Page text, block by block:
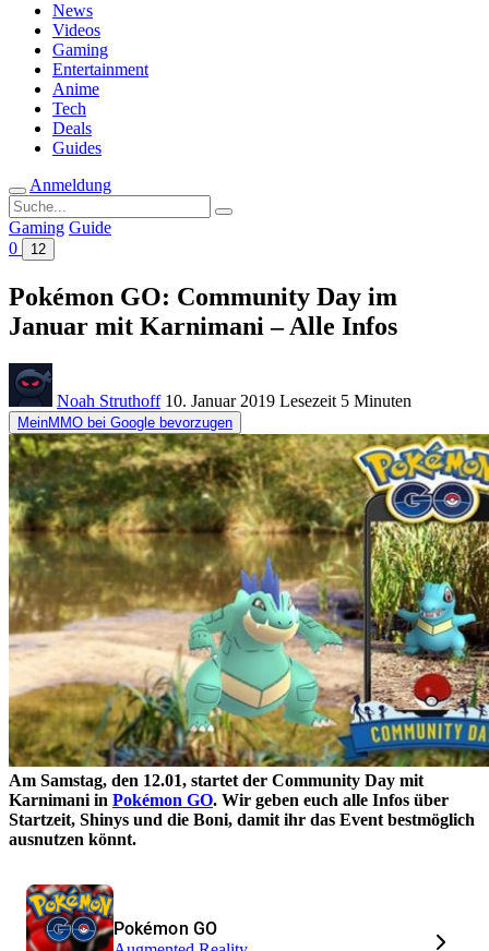
News
Videos
Gaming
Entertainment
Anime
Tech
Deals
Guides
Anmeldung
Suche
nach:
Gaming Guide
0
12
Pokémon GO: Community Day im
Januar mit Karnimani – Alle Infos
Noah Struthoff 10. Januar 2019 Lesezeit 5 Minuten
MeinMMO bei Google bevorzugen
Am Samstag, den 12.01, startet der Community Day mit
Karnimani in Pokémon GO. Wir geben euch alle Infos über
Startzeit, Shinys und die Boni, damit ihr das Event bestmöglich
ausnutzen könnt.
Pokémon GO